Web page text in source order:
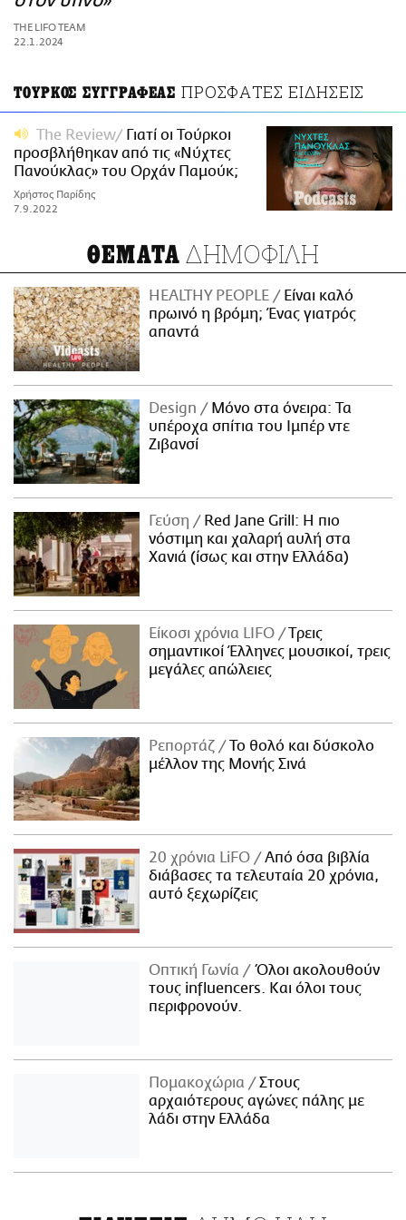
ΑΜΠΑ
PRINT
THE LIFO TEAM
22.1.2024
ΤΟΥΡΚΟΣ ΣΥΓΓΡΑΦΕΑΣ ΠΡΟΣΦΑΤΕΣ ΕΙΔΗΣΕΙΣ
The Review
Γιατί οι Τούρκοι
προσβλήθηκαν από τις «Νύχτες
Πανούκλας» του Ορχάν Παμούκ;
Χρήστος Παρίδης
7.9.2022
ΘΕΜΑΤΑ ΔΗΜΟΦΙΛΗ
HEALTHY PEOPLE
Είναι καλό
πρωινό η βρόμη; Ένας γιατρός
απαντά
Design
Μόνο στα όνειρα: Τα
υπέροχα σπίτια του Ιμπέρ ντε
Ζιβανσί
Γεύση
Red Jane Grill: Η πιο
νόστιμη και χαλαρή αυλή στα
Χανιά (ίσως και στην Ελλάδα)
Είκοσι χρόνια LIFO
Tρεις
σημαντικοί Έλληνες μουσικοί, τρεις
μεγάλες απώλειες
Ρεπορτάζ
Το θολό και δύσκολο
μέλλον της Μονής Σινά
20 χρόνια LiFO
Από όσα βιβλία
διάβασες τα τελευταία 20 χρόνια,
αυτό ξεχωρίζεις
Οπτική Γωνία
Όλοι ακολουθούν
τους influencers. Και όλοι τους
περιφρονούν.
Πομακοχώρια
Στους
αρχαιότερους αγώνες πάλης με
λάδι στην Ελλάδα